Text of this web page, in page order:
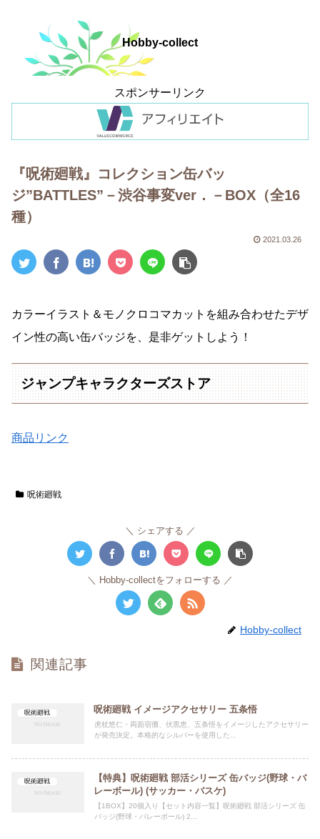
Hobby-collect
スポンサーリンク
『呪術廻戦』コレクション缶バッ
ジ”BATTLES”－渋谷事変ver．－BOX（全16
種）
2021.03.26
カラーイラスト＆モノクロコマカットを組み合わせたデザ
イン性の高い缶バッジを、是非ゲットしよう！
ジャンプキャラクターズストア
商品リンク
呪術廻戦
シェアする
Hobby-collectをフォローする
Hobby-collect
関連記事
呪術廻戦 呪術廻戦 イメージアクセサリー 五条悟
虎杖悠仁・両面宿儺、伏黒恵、五条悟をイメージしたアクセサリー
が発売決定。本格的なシルバーを使用した...
呪術廻戦
【特典】呪術廻戦 部活シリーズ 缶バッジ(野球・バ
レーボール) (サッカー・バスケ)
【1BOX】20個入り【セット内容一覧】呪術廻戦 部活シリーズ 缶
バッジ(野球・バレーボール) 2...